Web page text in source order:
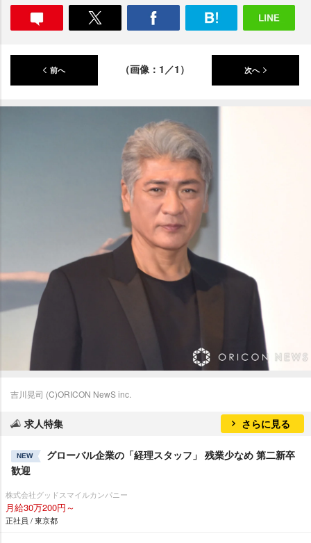
前へ （画像：1／1） 次へ
吉川晃司 (C)ORICON NewS inc.
求人特集 さらに見る
NEW
グローバル企業の「経理スタッフ」 残業少なめ 第二新卒
歓迎
株式会社グッドスマイルカンパニー
月給30万200円～
正社員 / 東京都